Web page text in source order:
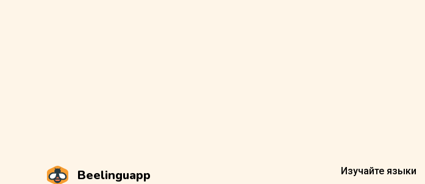
Beelinguapp Изучайте языки